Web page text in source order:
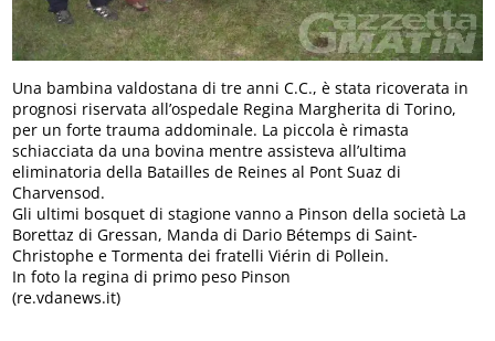
Una bambina valdostana di tre anni C.C., è stata ricoverata in
prognosi riservata all’ospedale Regina Margherita di Torino,
per un forte trauma addominale. La piccola è rimasta
schiacciata da una bovina mentre assisteva all’ultima
eliminatoria della Batailles de Reines al Pont Suaz di
Charvensod.
Gli ultimi bosquet di stagione vanno a Pinson della società La
Borettaz di Gressan, Manda di Dario Bétemps di Saint-
Christophe e Tormenta dei fratelli Viérin di Pollein.
In foto la regina di primo peso Pinson
(re.vdanews.it)